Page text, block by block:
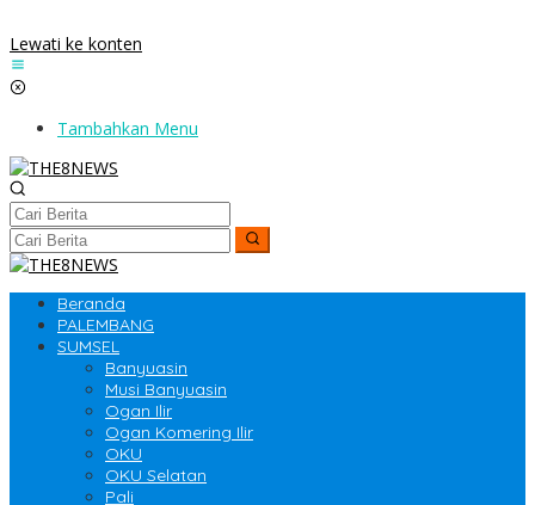
Lewati ke konten
Tambahkan Menu
Beranda
PALEMBANG
SUMSEL
Banyuasin
Musi Banyuasin
Ogan Ilir
Ogan Komering Ilir
OKU
OKU Selatan
Pali